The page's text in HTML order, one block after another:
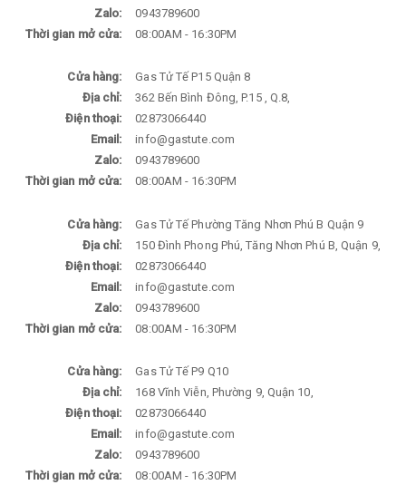
Zalo:
0943789600
Thời gian mở cửa:
08:00AM - 16:30PM
Cửa hàng:
Gas Tử Tế P15 Quận 8
Địa chỉ:
362 Bến Bình Đông, P.15 , Q.8,
Điện thoại:
02873066440
Email:
info@gastute.com
Zalo:
0943789600
Thời gian mở cửa:
08:00AM - 16:30PM
Cửa hàng:
Gas Tử Tế Phường Tăng Nhơn Phú B Quận 9
Địa chỉ:
150 Đình Phong Phú, Tăng Nhơn Phú B, Quận 9,
Điện thoại:
02873066440
Email:
info@gastute.com
Zalo:
0943789600
Thời gian mở cửa:
08:00AM - 16:30PM
Cửa hàng:
Gas Tử Tế P9 Q10
Địa chỉ:
168 Vĩnh Viễn, Phường 9, Quận 10,
Điện thoại:
02873066440
Email:
info@gastute.com
Zalo:
0943789600
Thời gian mở cửa:
08:00AM - 16:30PM